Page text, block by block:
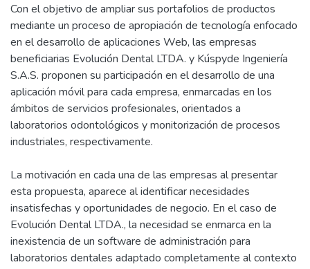
Con el objetivo de ampliar sus portafolios de productos
mediante un proceso de apropiación de tecnología enfocado
en el desarrollo de aplicaciones Web, las empresas
beneficiarias Evolución Dental LTDA. y Kúspyde Ingeniería
S.A.S. proponen su participación en el desarrollo de una
aplicación móvil para cada empresa, enmarcadas en los
ámbitos de servicios profesionales, orientados a
laboratorios odontológicos y monitorización de procesos
industriales, respectivamente.
La motivación en cada una de las empresas al presentar
esta propuesta, aparece al identificar necesidades
insatisfechas y oportunidades de negocio. En el caso de
Evolución Dental LTDA., la necesidad se enmarca en la
inexistencia de un software de administración para
laboratorios dentales adaptado completamente al contexto